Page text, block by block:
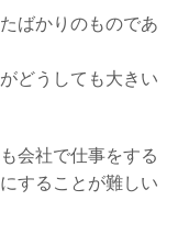
ばかりのものであ
どうしても大きい
会社で仕事をする
することが難しい